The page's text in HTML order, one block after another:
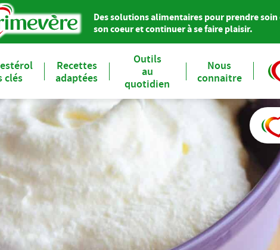
Des solutions alimentaires pour prendre soin
son coeur et continuer à se faire plaisir.
clés
Recettes
adaptées
Outils
au
quotidien
Nous
connaitre